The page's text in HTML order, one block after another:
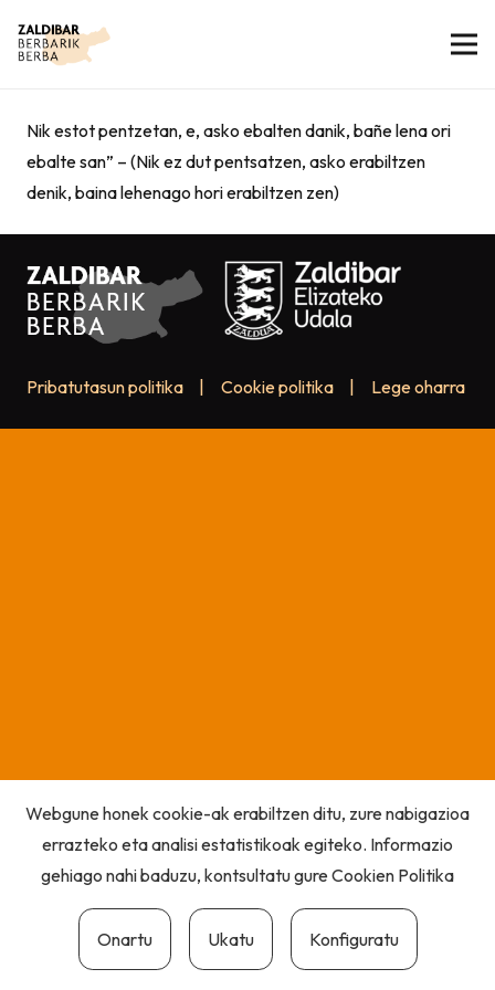
Nik estot pentzetan, e, asko ebalten danik, bañe lena ori
ebalte san” – (Nik ez dut pentsatzen, asko erabiltzen
denik, baina lehenago hori erabiltzen zen)
Pribatutasun politika Cookie politika Lege oharra
Webgune honek cookie-ak erabiltzen ditu, zure nabigazioa
errazteko eta analisi estatistikoak egiteko. Informazio
gehiago nahi baduzu, kontsultatu gureCookien Politika
Onartu Ukatu Konfiguratu